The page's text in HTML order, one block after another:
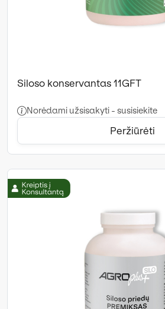
Siloso konservantas 11GFT
Norėdami užsisakyti - susisiekite
Peržiūrėti